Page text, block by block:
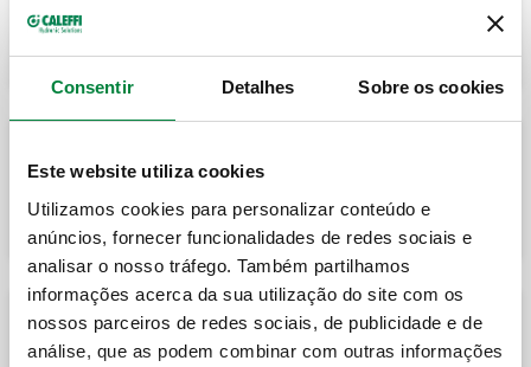
Consentir Detalhes Sobre os cookies
Este website utiliza cookies
Utilizamos cookies para personalizar conteúdo e
anúncios, fornecer funcionalidades de redes sociais e
analisar o nosso tráfego. Também partilhamos
informações acerca da sua utilização do site com os
nossos parceiros de redes sociais, de publicidade e de
análise, que as podem combinar com outras informações
Atuador termoelétrico commicrointerruptor
Atuador termoelétrico.